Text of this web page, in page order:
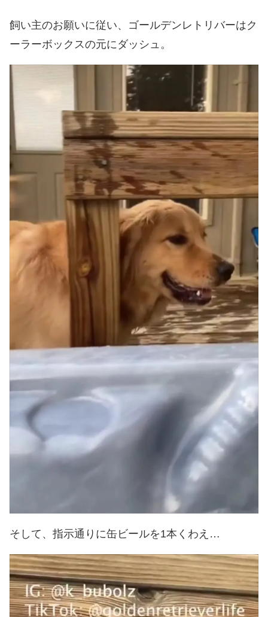
飼い主のお願いに従い、ゴールデンレトリバーはク
ーラーボックスの元にダッシュ。
そして、指示通りに缶ビールを1本くわえ…